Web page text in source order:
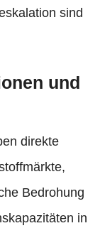
sind
und
direkte
Bedrohung
in